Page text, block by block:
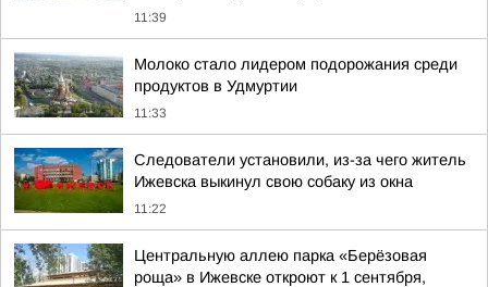
11:39
Молоко стало лидером подорожания среди
продуктов в Удмуртии
11:33
Следователи установили, из-за чего житель
Ижевска выкинул свою собаку из окна
11:22
Центральную аллею парка «Берёзовая
роща» в Ижевске откроют к 1 сентября,